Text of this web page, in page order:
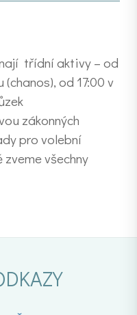
třídní aktivy – od
od 17:00 v
zákonných
pro volební
zveme všechny